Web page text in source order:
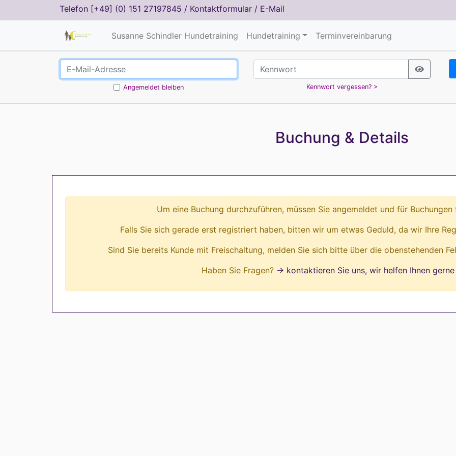
Telefon [+49] (0) 151 27197845 / Kontaktformular / E-Mail
Susanne Schindler Hundetraining Hundetraining Terminvereinbarung
Angemeldet bleiben Kennwort vergessen? >
Buchung & Details
Um eine Buchung durchzuführen, müssen Sie angemeldet und für
Falls Sie sich gerade erst registriert haben, bitten wir um etwas Geduld, da wir Ihre
Sind Sie bereits Kunde mit Freischaltung, melden Sie sich bitte über die obenstehenden
Haben Sie Fragen? → kontaktieren Sie uns, wir helfen Ihnen